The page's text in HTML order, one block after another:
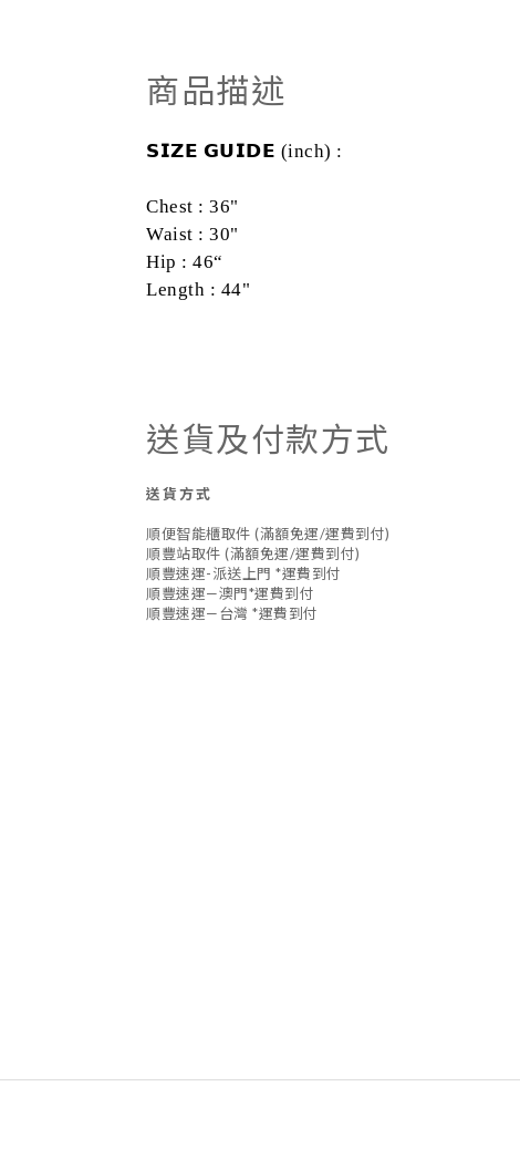
商品描述
𝗦𝗜𝗭𝗘 𝗚𝗨𝗜𝗗𝗘 (inch) :
Chest : 36"
Waist : 30"
Hip : 46“
Length : 44"
送貨及付款方式
送貨方式
順便智能櫃取件 (滿額免運/運費到付)
順豐站取件 (滿額免運/運費到付)
順豐速運-派送上門 *運費到付
順豐速運—澳門*運費到付
順豐速運—台灣 *運費到付